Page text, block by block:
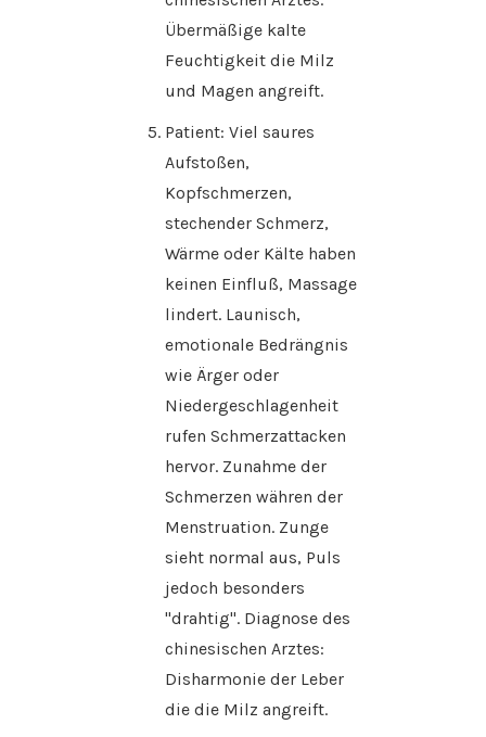
Übermäßige kalte
Feuchtigkeit die Milz
und Magen angreift.
Patient: Viel saures
Aufstoßen,
Kopfschmerzen,
stechender Schmerz,
Wärme oder Kälte haben
keinen Einfluß, Massage
lindert. Launisch,
emotionale Bedrängnis
wie Ärger oder
Niedergeschlagenheit
rufen Schmerzattacken
hervor. Zunahme der
Schmerzen währen der
Menstruation. Zunge
sieht normal aus, Puls
jedoch besonders
"drahtig". Diagnose des
chinesischen Arztes:
Disharmonie der Leber
die die Milz angreift.